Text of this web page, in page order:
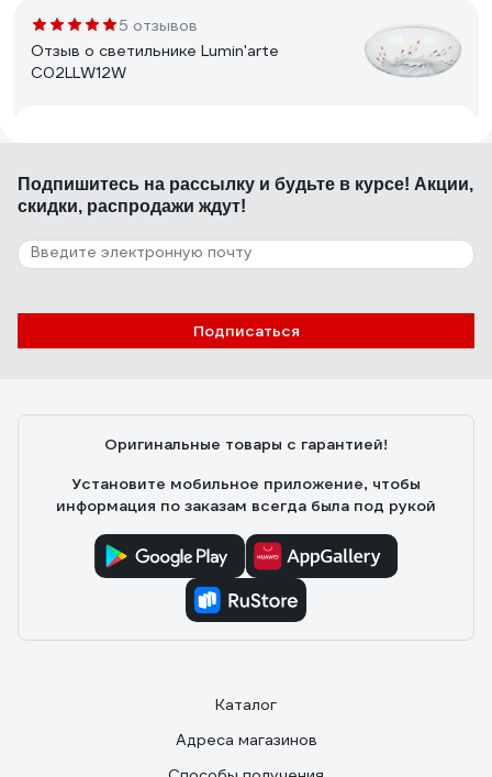
5 отзывов
Отзыв о светильнике Lumin'arte
C02LLW12W
131 отзыв
Отзыв о светильнике Avrora Light
Наталья 17.10.2020
Подпишитесь на рассылку и будьте в курсе! Акции,
скидки, распродажи ждут!
Подписаться
Оригинальные товары с гарантией!
Установите мобильное приложение, чтобы
информация по заказам всегда была под рукой
Каталог
Адреса магазинов